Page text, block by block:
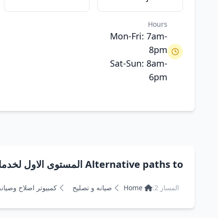
Hours
Mon-Fri: 7am-
8pm
Sat-Sun: 8am-
6pm
Alternative paths to المستوى الاول لخدمات الكمبيوتر
المسار 2: Home صيانه و تصليح كمبيوتر اصلاح